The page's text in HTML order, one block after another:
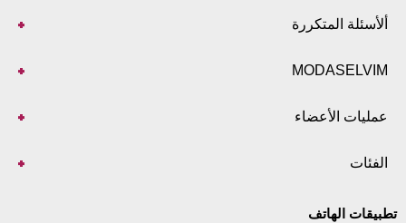
ألأسئلة المتكررة
MODASELVIM
عمليات الأعضاء
الفئات
تطبيقات الهاتف